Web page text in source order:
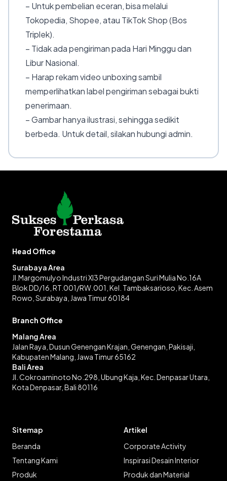
– Untuk pembelian eceran, bisa melalui
Tokopedia, Shopee, atau TikTok Shop (Bos
Triplek).
– Tidak ada pengiriman pada Hari Minggu dan
Libur Nasional.
– Harap rekam video unboxing sambil
memperlihatkan label pengiriman sebagai bukti
penerimaan.
– Gambar hanya ilustrasi, sehingga sedikit
berbeda. Untuk detail, silakan hubungi admin.
Head Office
Surabaya Area
Jl.Margomulyo Industri XI3 Pergudangan Suri Mulia No.16A
Blok DD/16, RT.001/RW.001, Kel. Tambaksarioso, Kec. Asem
Rowo, Surabaya, Jawa Timur 60184
Branch Office
Malang Area
Jalan Raya, Dusun Genengan Krajan, Genengan, Pakisaji,
Kabupaten Malang, Jawa Timur 65162
Bali Area
Jl. Cokroaminoto No.298, Ubung Kaja, Kec. Denpasar Utara,
Kota Denpasar, Bali 80116
Sitemap
Beranda
Tentang Kami
Produk
Artikel
Corporate Activity
Inspirasi Desain Interior
Produk dan Material